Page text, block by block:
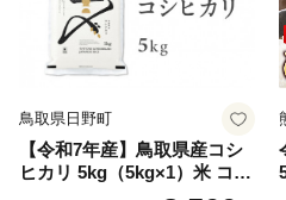
鳥取県日野町
【令和7年産】鳥取県産コシ
ヒカリ 5kg（5kg×1）米 コシ
ヒカリ こしひかり お米 白米